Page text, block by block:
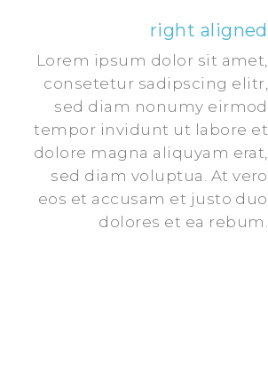
right aligned
Lorem ipsum dolor sit amet,
consetetur sadipscing elitr,
sed diam nonumy eirmod
tempor invidunt ut labore et
dolore magna aliquyam erat,
sed diam voluptua. At vero
eos et accusam et justo duo
dolores et ea rebum.